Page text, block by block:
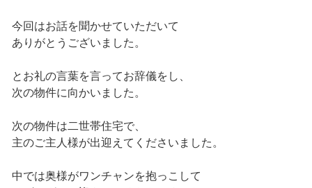
今回はお話を聞かせていただいて
ありがとうございました。
とお礼の言葉を言ってお辞儀をし、
次の物件に向かいました。
次の物件は二世帯住宅で、
主のご主人様が出迎えてくださいました。
中では奥様がワンチャンを抱っこして